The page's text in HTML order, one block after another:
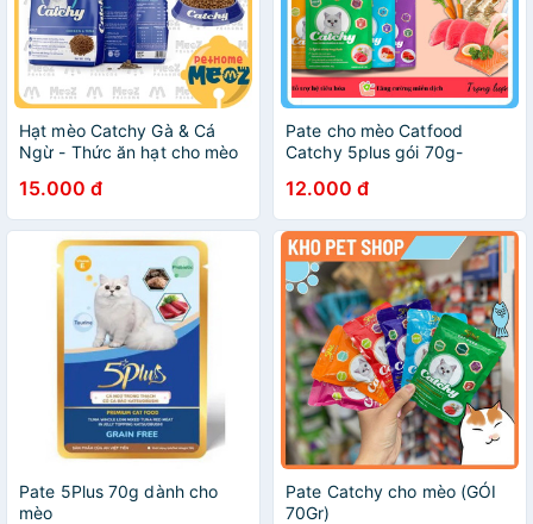
Hạt mèo Catchy Gà & Cá
Ngừ - Thức ăn hạt cho mèo
Meoz Pet Food
15.000 đ
Pate cho mèo Catfood
Catchy 5plus gói 70g-
12.000 đ
Pate 5Plus 70g dành cho
mèo
Pate Catchy cho mèo (GÓI
70Gr)